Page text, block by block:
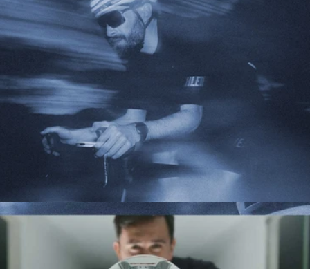
F.FWD – FASTER FORWARD